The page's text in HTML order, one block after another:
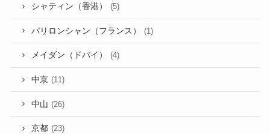
シャティン（香港） (5)
パリロンシャン（フランス） (1)
メイダン（ドバイ） (4)
中京 (11)
中山 (26)
京都 (23)